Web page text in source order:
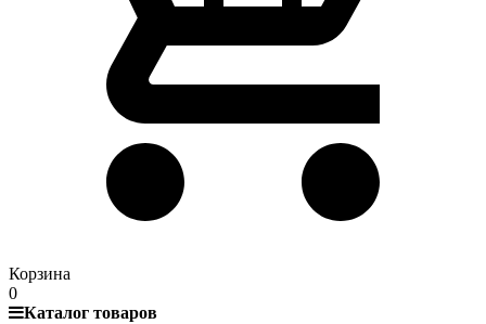
Корзина
0
Каталог товаров